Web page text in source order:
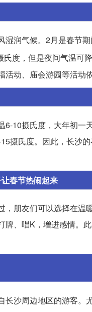
润气候。2月是春节
氏度，但是夜间气温可
动、庙会游园等活动
10摄氏度，大年初
摄氏度。因此，长沙
春节热闹起来
朋友们可以选择在
、唱K，增进感情。
沙周边地区的游客